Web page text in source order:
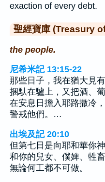
exaction of every debt.
聖經寶庫 (Treasury
the people.
尼希米記 13:15-22
那些日子，我在猶大見
捆馱在驢上，又把酒、
在安息日擔入耶路撒冷
警戒他們。…
出埃及記 20:10
但第七日是向耶和華你
和你的兒女、僕婢、牲
無論何工都不可做。